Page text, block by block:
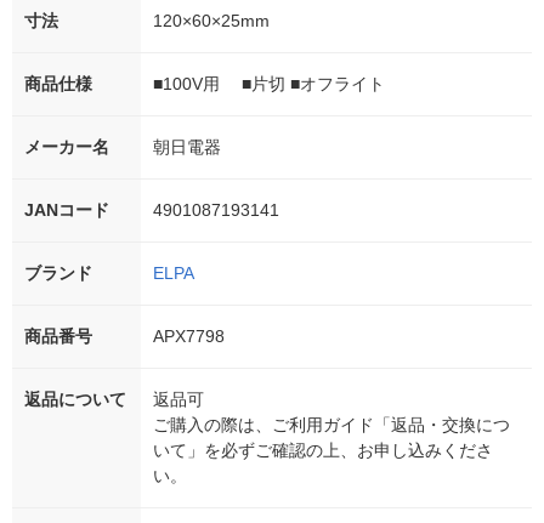
寸法 120×60×25mm
商品仕様 ■100V用 ■片切 ■オフライト
メーカー名 朝日電器
JANコード 4901087193141
ブランド ELPA
商品番号 APX7798
返品について
返品可
ご購入の際は、ご利用ガイド「返品・交換につ
いて」を必ずご確認の上、お申し込みくださ
い。